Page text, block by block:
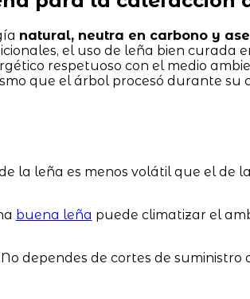
natural, neutra en carbono y
el uso de leña bien curada
respetuoso con el medio
que el árbol procesó durante su
la leña es menos volátil que el de
buena leña puede climatizar el
dependes de cortes de suministro